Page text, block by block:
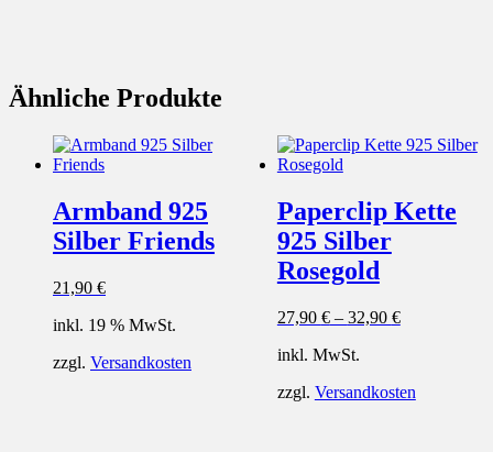
Ähnliche Produkte
Armband 925
Silber Friends
21,90 €
inkl. 19 % MwSt.
zzgl. Versandkosten
Paperclip Kette
925 Silber
Rosegold
27,90 €– 32,90 €
inkl. MwSt.
zzgl. Versandkosten